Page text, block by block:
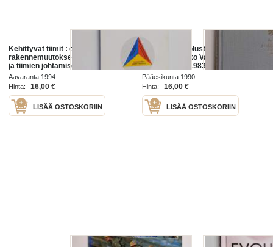
Kehittyvät tiimit : organisaatioiden
rakennemuutokseen liittyvä tiimien
ja tiimien johtamisen
kehittymisprosessi
Aavaranta 1994
Hinta:
16,00 €
LISÄÄ OSTOSKORIIN
Kehittyvät puolustusvoimat :
kenraali Jaakko Valtanen
komentajana 1983-1990
Pääesikunta 1990
Hinta:
16,00 €
LISÄÄ OSTOSKORIIN